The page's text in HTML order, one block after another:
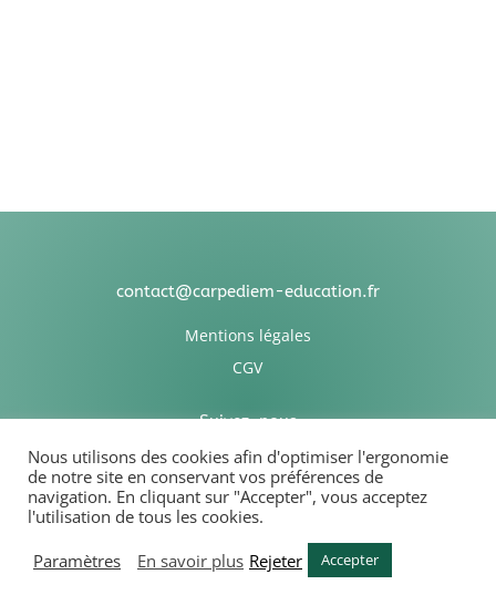
contact@carpediem-education.fr
Mentions légales
CGV
Suivez-nous
Association Carpediem Education
2009 – 2025
Nous utilisons des cookies afin d'optimiser l'ergonomie
de notre site en conservant vos préférences de
navigation. En cliquant sur "Accepter", vous acceptez
l'utilisation de tous les cookies.
Paramètres
En savoir plus Rejeter Accepter